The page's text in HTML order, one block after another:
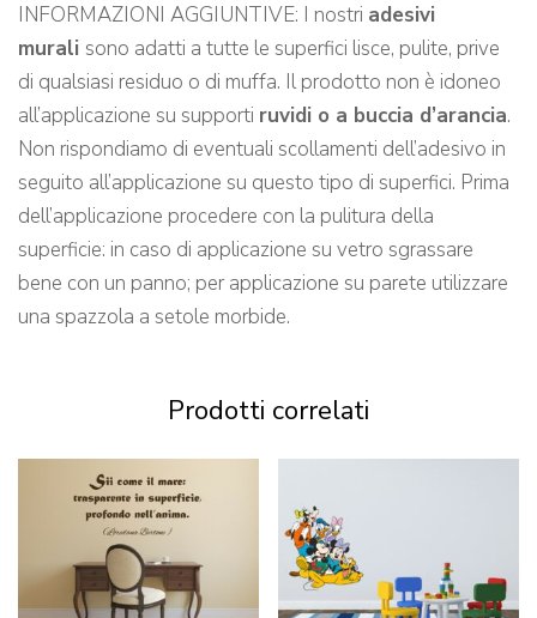
INFORMAZIONI AGGIUNTIVE: I nostri adesivi
murali sono adatti a tutte le superfici lisce, pulite, prive
di qualsiasi residuo o di muffa. Il prodotto non è idoneo
all’applicazione su supporti ruvidi o a buccia d’arancia.
Non rispondiamo di eventuali scollamenti dell’adesivo in
seguito all’applicazione su questo tipo di superfici. Prima
dell’applicazione procedere con la pulitura della
superficie: in caso di applicazione su vetro sgrassare
bene con un panno; per applicazione su parete utilizzare
una spazzola a setole morbide.
Prodotti correlati